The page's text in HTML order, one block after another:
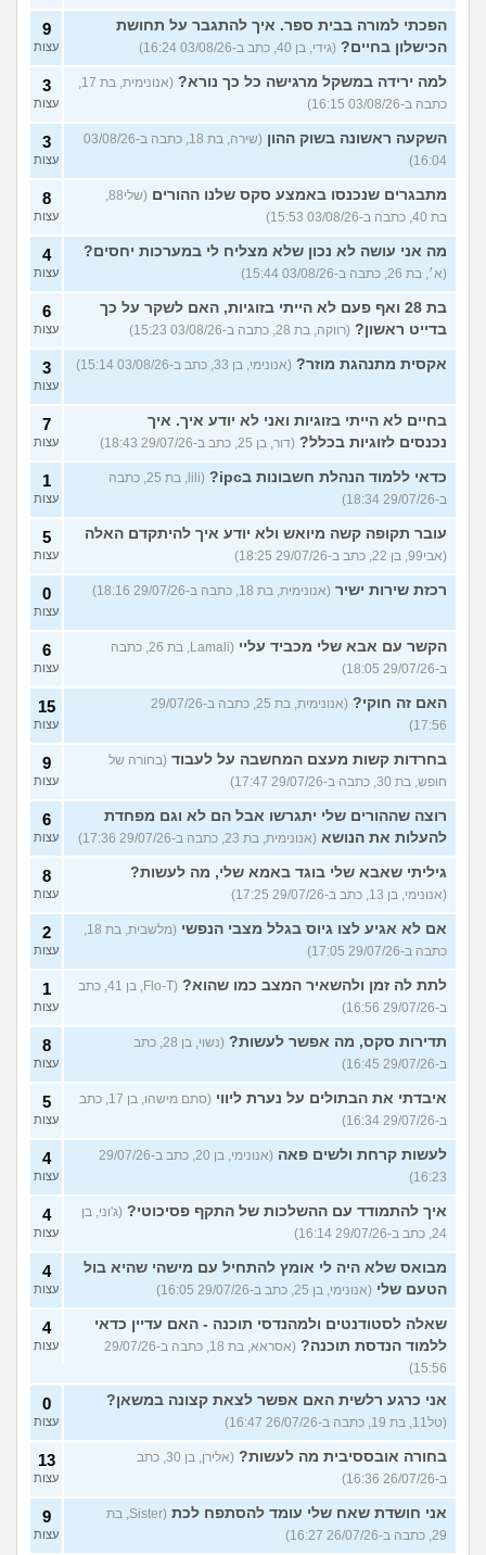
הפכתי למורה בבית ספר. איך להתגבר על תחושת
הכישלון בחיים? (גידי, בן 40, כתב ב-03/08/26 16:24)
9
עצות
למה ירידה במשקל מרגישה כל כך נורא?
כתבה ב-03/08/26 16:15)
3
עצות
השקעה ראשונה בשוק ההון
(שירה, בת 18, כתבה ב-03/08/26
16:04)
3
עצות
מתבגרים שנכנסו באמצע סקס שלנו ההורים
בת 40, כתבה ב-03/08/26 15:53)
8
עצות
מה אני עושה לא נכון שלא מצליח לי במערכות יחסים?
(א׳, בת 26, כתבה ב-03/08/26 15:44)
4
עצות
בת 28 ואף פעם לא הייתי בזוגיות, האם לשקר על כך
בדייט ראשון? (רווקה, בת 28, כתבה ב-03/08/26 15:23)
6
עצות
אקסית מתנהגת מוזר? (אנונימי, בן 33, כתב ב-03/08/26 15:14) 3
עצות
בחיים לא הייתי בזוגיות ואני לא יודע איך. איך
נכנסים לזוגיות בכלל? (דור, בן 25, כתב ב-29/07/26 18:43)
7
עצות
כדאי ללמוד הנהלת חשבונות בipc?
(lili, בת 25, כתבה
ב-29/07/26 18:34)
1
עצות
עובר תקופה קשה מיואש ולא יודע איך להיתקדם האלה
(אבי99, בן 22, כתב ב-29/07/26 18:25)
5
עצות
רכזת שירות ישיר (אנונימית, בת 18, כתבה ב-29/07/26 18:16) 0
עצות
הקשר עם אבא שלי מכביד עליי
(Lamali, בת 26, כתבה
ב-29/07/26 18:05)
6
עצות
האם זה חוקי?
(אנונימית, בת 25, כתבה ב-29/07/26
17:56)
15
עצות
בחרדות קשות מעצם המחשבה על לעבוד (בחורה של
חופש, בת 30, כתבה ב-29/07/26 17:47)
9
עצות
רוצה שההורים שלי יתגרשו אבל הם לא וגם מפחדת
להעלות את הנושא (אנונימית, בת 23, כתבה ב-29/07/26 17:36)
6
עצות
גיליתי שאבא שלי בוגד באמא שלי, מה לעשות?
(אנונימי, בן 13, כתב ב-29/07/26 17:25)
8
עצות
אם לא אגיע לצו גיוס בגלל מצבי הנפשי
כתבה ב-29/07/26 17:05)
2
עצות
לתת לה זמן ולהשאיר המצב כמו שהוא?
(Flo-T, בן 41, כתב
ב-29/07/26 16:56)
1
עצות
תדירות סקס, מה אפשר לעשות?
(נשוי, בן 28, כתב
ב-29/07/26 16:45)
8
עצות
איבדתי את הבתולים על נערת ליווי
(סתם מישהו, בן 17, כתב
ב-29/07/26 16:34)
5
עצות
לעשות קרחת ולשים פאה
(אנונימי, בן 20, כתב ב-29/07/26
16:23)
4
עצות
איך להתמודד עם ההשלכות של התקף פסיכוטי? (ג'וני, בן
24, כתב ב-29/07/26 16:14)
4
עצות
מבואס שלא היה לי אומץ להתחיל עם מישהי שהיא בול
הטעם שלי (אנונימי, בן 25, כתב ב-29/07/26 16:05)
4
עצות
שאלה לסטודנטים ולמהנדסי תוכנה - האם עדיין כדאי
ללמוד הנדסת תוכנה?
(אסראא, בת 18, כתבה ב-29/07/26
15:56)
4
עצות
אני כרגע רלשית האם אפשר לצאת קצונה במשאן?
(טל11, בת 19, כתבה ב-26/07/26 16:47)
0
עצות
בחורה אובססיבית מה לעשות?
(אלירן, בן 30, כתב
ב-26/07/26 16:36)
13
עצות
אני חושדת שאח שלי עומד להסתפח לכת
(Sister, בת
29, כתבה ב-26/07/26 16:27)
9
עצות